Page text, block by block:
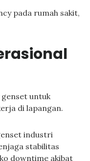
pada rumah sakit,
untuk
di lapangan.
industri
stabilitas
downtime akibat